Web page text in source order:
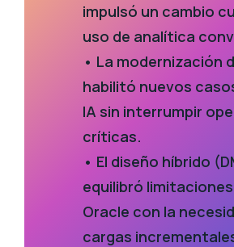
impulsó un cambio
uso de analítica
• La modernización
habilitó nuevos
IA sin interrumpir
críticas.
• El diseño híbrido
equilibró
Oracle con la
cargas